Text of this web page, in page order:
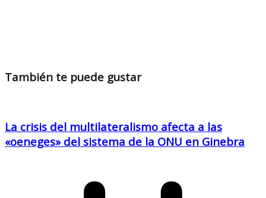
También te puede gustar
La crisis del multilateralismo afecta a las
«oeneges» del sistema de la ONU en Ginebra